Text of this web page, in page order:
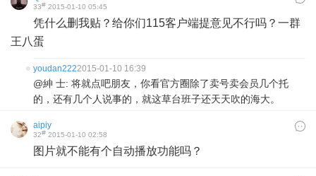
33# 2015-01-10 05:45
凭什么删我贴？给你们115客户端提意见不行吗？一群
王八蛋
youdan2222015-01-10 16:39
@紳 士: 将就点吧朋友，你看官方圈除了卖号卖会员几个托
的，还有几个人说事的，就这草台班子还天天吹的海大。
aipiy
32# 2015-01-10 02:58
图片就不能有个自动播放功能吗？